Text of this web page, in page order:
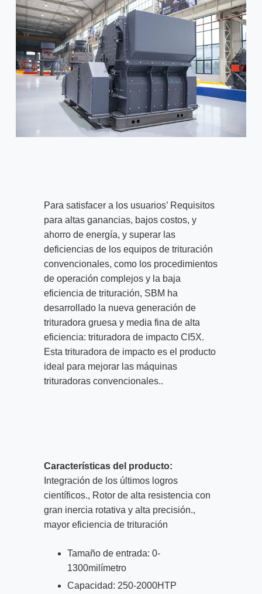
Para satisfacer a los usuarios’ Requisitos
para altas ganancias, bajos costos, y
ahorro de energía, y superar las
deficiencias de los equipos de trituración
convencionales, como los procedimientos
de operación complejos y la baja
eficiencia de trituración, SBM ha
desarrollado la nueva generación de
trituradora gruesa y media fina de alta
eficiencia: trituradora de impacto CI5X.
Esta trituradora de impacto es el producto
ideal para mejorar las máquinas
trituradoras convencionales..
Características del producto:
Integración de los últimos logros
científicos., Rotor de alta resistencia con
gran inercia rotativa y alta precisión.,
mayor eficiencia de trituración
Tamaño de entrada: 0-
1300milímetro
Capacidad: 250-2000HTP